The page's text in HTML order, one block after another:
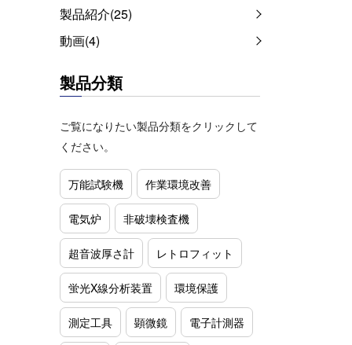
製品紹介(25)
動画(4)
製品分類
ご覧になりたい製品分類をクリックして
ください。
万能試験機 作業環境改善
電気炉 非破壊検査機
超音波厚さ計 レトロフィット
蛍光X線分析装置 環境保護
測定工具 顕微鏡 電子計測器